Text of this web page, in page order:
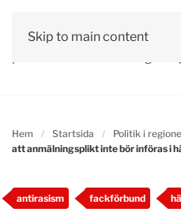
Skip to main content
Vår
Debatt
OmLäs våra
Hem Startsida Politik i
att anmälningsplikt inte bör införas i
antirasism fackförbund